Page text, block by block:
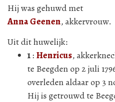
Hij was gehuwd met
Anna Geenen, akkervrouw.
Uit dit huwelijk:
1 : Henricus,
te Beegden op 2 juli
overleden aldaar op 3
Hij is getrouwd te